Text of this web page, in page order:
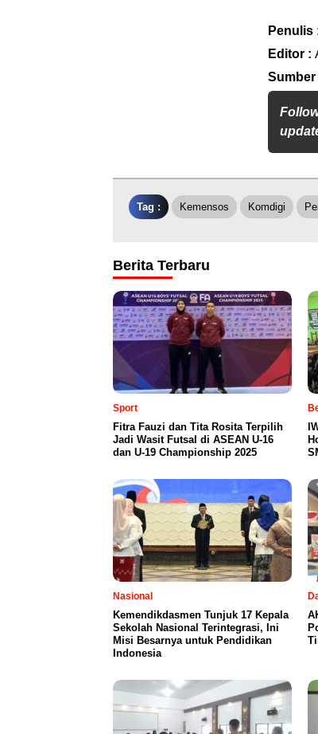
Penulis
Editor :
Tag : Kemensos Komdigi
Berita Terbaru
Sport
Fitra Fauzi dan Tita Rosita Terpilih
Jadi Wasit Futsal di ASEAN U-16
dan U-19 Championship 2025
Nasional
Kemendikdasmen Tunjuk 17 Kepala
Sekolah Nasional Terintegrasi, Ini
Misi Besarnya untuk Pendidikan
Indonesia